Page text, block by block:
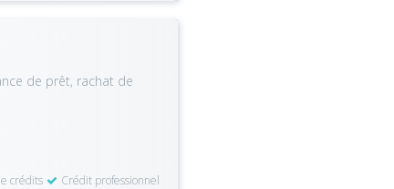
de prêt, rachat de
crédits
Crédit professionnel